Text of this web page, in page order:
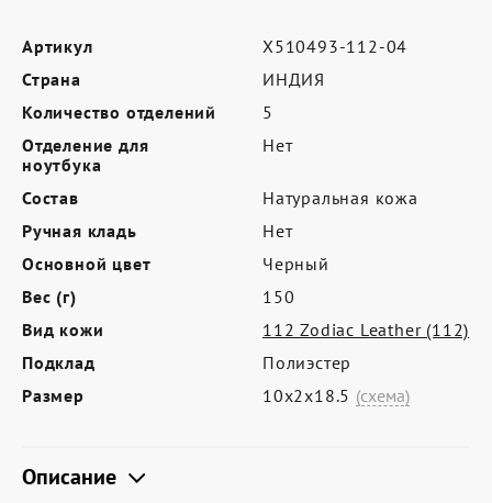
Сертификат Dr.Koffer
Где купить
Партнерам
Контакты
Программа лояльности
Политика обработки персональных
данных
Артикул
X510493-112-04
Страна
ИНДИЯ
Количество отделений
5
Отделение для
ноутбука
Нет
Состав
Натуральная кожа
Ручная кладь
Нет
Основной цвет
Черный
Вес (г)
150
Вид кожи
112 Zodiac Leather (112)
Подклад
Полиэстер
Размер
10х2х18.5 (схема)
Описание